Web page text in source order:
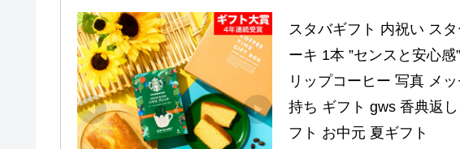
スタバギフト 内祝い ス
ーキ 1本 ”センスと安心
リップコーヒー 写真 メ
持ち ギフト gws 香典返
フト お中元 夏ギフト